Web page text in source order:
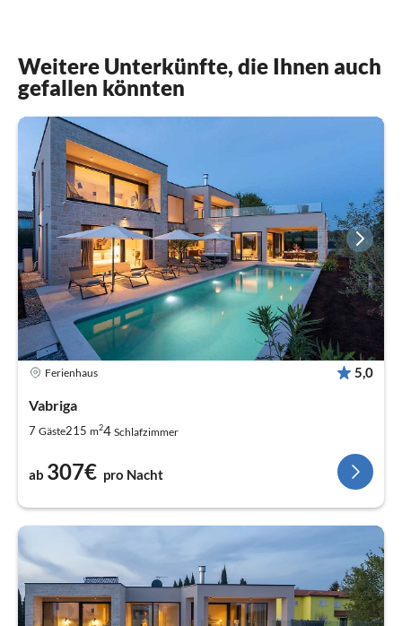
Weitere Unterkünfte, die Ihnen auch
gefallen könnten
Ferienhaus 5,0
Vabriga
7 Gäste215 m24 Schlafzimmer
ab 307€ pro Nacht